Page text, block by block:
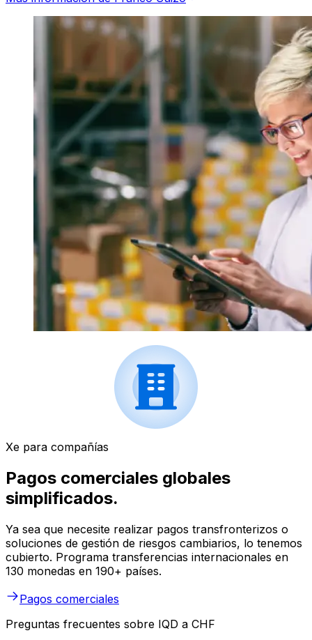
Xe para compañías
Pagos comerciales globales
simplificados.
Ya sea que necesite realizar pagos transfronterizos o
soluciones de gestión de riesgos cambiarios, lo tenemos
cubierto. Programa transferencias internacionales en
130 monedas en 190+ países.
Pagos comerciales
Preguntas frecuentes sobre IQD a CHF